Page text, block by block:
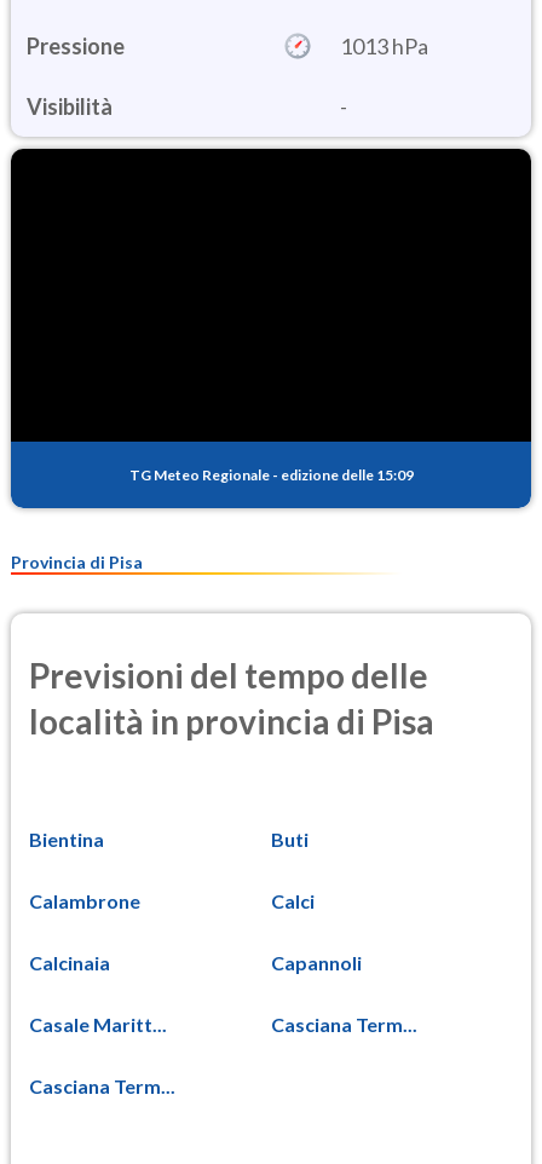
Pressione 1013 hPa
Visibilità -
TG Meteo Regionale - edizione delle 15:09
Provincia di Pisa
Previsioni del tempo delle
località in provincia di Pisa
Bientina Buti
Calambrone Calci
Calcinaia Capannoli
Casale Maritt... Casciana Term...
Casciana Term...